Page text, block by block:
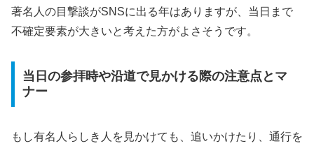
著名人の目撃談がSNSに出る年はありますが、当日まで
不確定要素が大きいと考えた方がよさそうです。
当日の参拝時や沿道で見かける際の注意点とマ
ナー
もし有名人らしき人を見かけても、追いかけたり、通行を